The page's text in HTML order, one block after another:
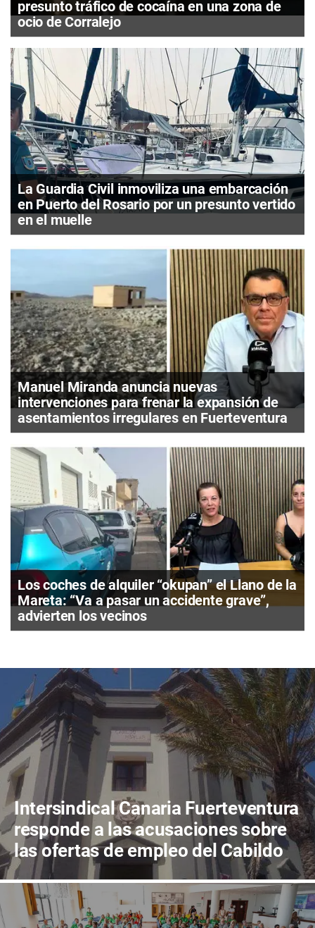
presunto tráfico de cocaína en una zona de
ocio de Corralejo
La Guardia Civil inmoviliza una embarcación
en Puerto del Rosario por un presunto vertido
en el muelle
Manuel Miranda anuncia nuevas
intervenciones para frenar la expansión de
asentamientos irregulares en Fuerteventura
Los coches de alquiler “okupan” el Llano de la
Mareta: “Va a pasar un accidente grave”,
advierten los vecinos
Intersindical Canaria Fuerteventura
responde a las acusaciones sobre
las ofertas de empleo del Cabildo
de Fuerteventura